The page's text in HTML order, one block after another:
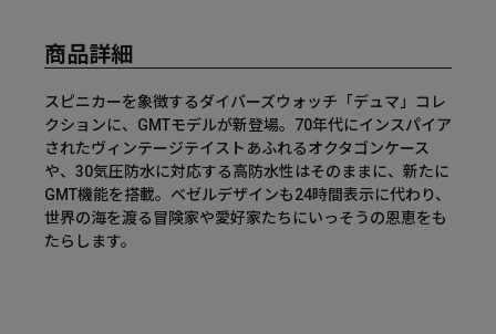
商品詳細
スピニカーを象徴するダイバーズウォッチ「デュマ」コレ
クションに、GMTモデルが新登場。70年代にインスパイア
されたヴィンテージテイストあふれるオクタゴンケース
や、30気圧防水に対応する高防水性はそのままに、新たに
GMT機能を搭載。ベゼルデザインも24時間表示に代わり、
世界の海を渡る冒険家や愛好家たちにいっそうの恩恵をも
たらします。